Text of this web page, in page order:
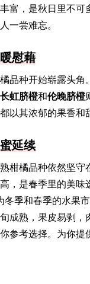
富，是秋日里不可
一尝难忘。
慰藉
品种开始崭露头角。
长虹脐橙和伦晚脐橙
以其浓郁的果香和
延续
柑橘品种依然坚守
，是春季里的美味
季和春季的水果
成熟，果皮易剥，
参考选择。为你提